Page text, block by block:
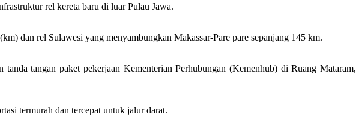
rel kereta baru di luar Pulau Jawa.
dan rel Sulawesi yang menyambungkan Makassar-Pare pare sepanjang 145 km.
tangan paket pekerjaan Kementerian Perhubungan (Kemenhub) di Ruang Mataram,
termurah dan tercepat untuk jalur darat.